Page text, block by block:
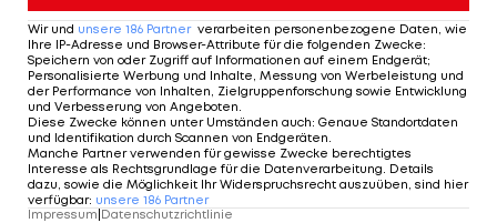
Wir und unsere 186 Partner verarbeiten personenbezogene Daten, wie
Ihre IP-Adresse und Browser-Attribute für die folgenden Zwecke:
Speichern von oder Zugriff auf Informationen auf einem Endgerät;
Personalisierte Werbung und Inhalte, Messung von Werbeleistung und
der Performance von Inhalten, Zielgruppenforschung sowie Entwicklung
und Verbesserung von Angeboten.
Diese Zwecke können unter Umständen auch: Genaue Standortdaten
und Identifikation durch Scannen von Endgeräten.
Manche Partner verwenden für gewisse Zwecke berechtigtes
Interesse als Rechtsgrundlage für die Datenverarbeitung. Details
dazu, sowie die Möglichkeit Ihr Widerspruchsrecht auszuüben, sind hier
verfügbar: unsere 186 Partner
Impressum Datenschutzrichtlinie